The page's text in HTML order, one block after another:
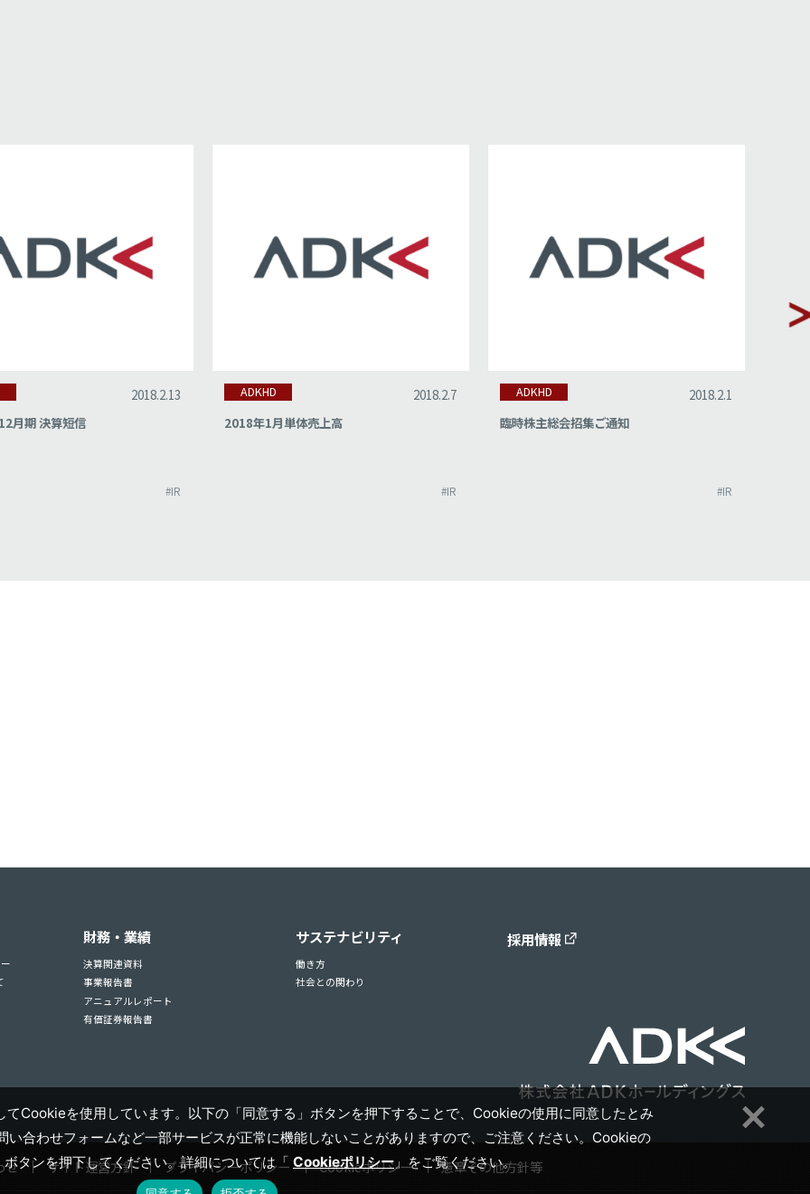
2018.2.13
月期 決算短信
#IR
ADKHD
2018.2.7
2018年1月単体売上高
#IR
ADKHD
2018.2.1
臨時株主総会招集ご通知
#IR
財務・業績
決算関連資料
事業報告書
アニュアルレポート
有価証券報告書
サステナビリティ
働き方
社会との関わり
採用情報
せ サイト運営方針 プライバシーポリシー Cookieポリシー 憲章その他方針等
Cookieを使用しています。以下の「同意する」ボタンを押下することで、Cookieの使用に同意したとみ
合わせフォームなど一部サービスが正常に機能しないことがありますので、ご注意ください。Cookieの
タンを押下してください。詳細については「 Cookieポリシー」をご覧ください。